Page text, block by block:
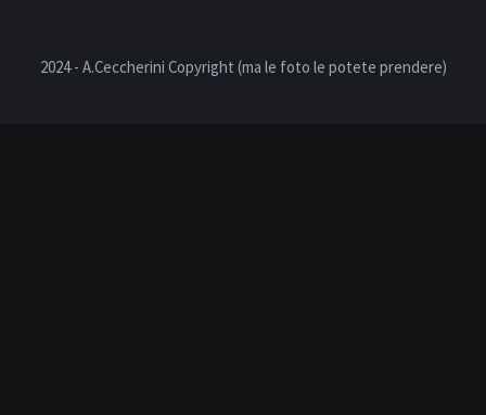
2024 - A.Ceccherini Copyright (ma le foto le potete prendere)